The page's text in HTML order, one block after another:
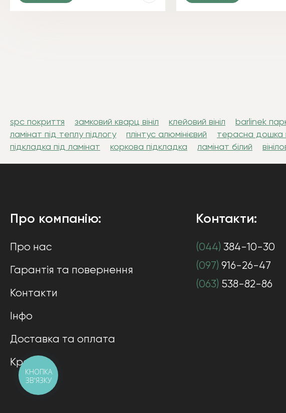
spc покриття замковий кварц вініл клейовий вініл barlinek
ламінат під теплу підлогу
плінтус алюмінієвий терасна дошка
підкладка під ламінат
коркова підкладка ламінат білий
Про компанію:
Про нас
Гарантія та повернення
Контакти
Інфо
Доставка та оплата
Кредит
Контакти:
(044) 384-10-30
(097) 916-26-47
(063) 538-82-86
КНОПКА
ЗВ'ЯЗКУ